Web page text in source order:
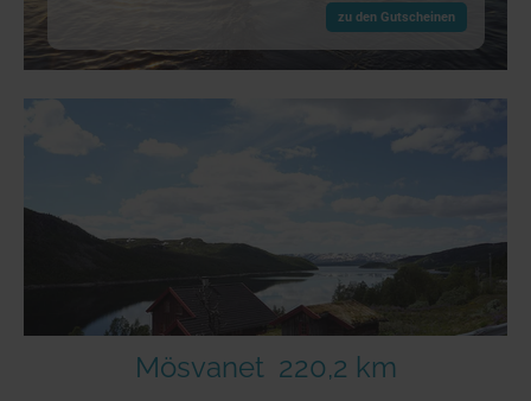
zu den Gutscheinen
Mösvanet 220,2 km